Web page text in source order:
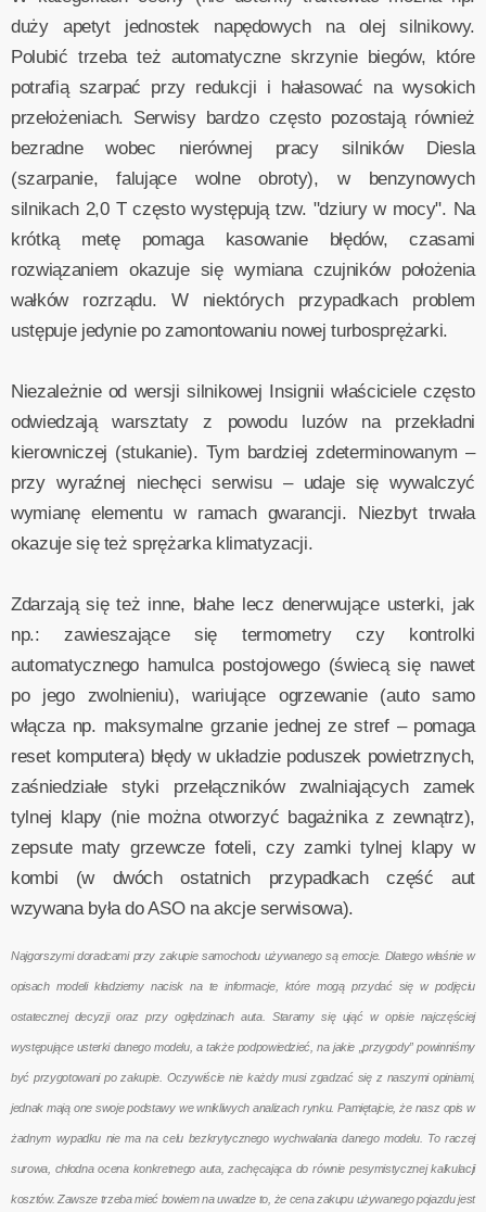
duży apetyt jednostek napędowych na olej silnikowy.
Polubić trzeba też automatyczne skrzynie biegów, które
potrafią szarpać przy redukcji i hałasować na wysokich
przełożeniach. Serwisy bardzo często pozostają również
bezradne wobec nierównej pracy silników Diesla
(szarpanie, falujące wolne obroty), w benzynowych
silnikach 2,0 T często występują tzw. "dziury w mocy". Na
krótką metę pomaga kasowanie błędów, czasami
rozwiązaniem okazuje się wymiana czujników położenia
wałków rozrządu. W niektórych przypadkach problem
ustępuje jedynie po zamontowaniu nowej turbosprężarki.
Niezależnie od wersji silnikowej Insignii właściciele często
odwiedzają warsztaty z powodu luzów na przekładni
kierowniczej (stukanie). Tym bardziej zdeterminowanym –
przy wyraźnej niechęci serwisu – udaje się wywalczyć
wymianę elementu w ramach gwarancji. Niezbyt trwała
okazuje się też sprężarka klimatyzacji.
Zdarzają się też inne, błahe lecz denerwujące usterki, jak
np.: zawieszające się termometry czy kontrolki
automatycznego hamulca postojowego (świecą się nawet
po jego zwolnieniu), wariujące ogrzewanie (auto samo
włącza np. maksymalne grzanie jednej ze stref – pomaga
reset komputera) błędy w układzie poduszek powietrznych,
zaśniedziałe styki przełączników zwalniających zamek
tylnej klapy (nie można otworzyć bagażnika z zewnątrz),
zepsute maty grzewcze foteli, czy zamki tylnej klapy w
kombi (w dwóch ostatnich przypadkach część aut
wzywana była do ASO na akcje serwisowa).
Najgorszymi doradcami przy zakupie samochodu używanego są emocje. Dlatego właśnie w
opisach modeli kładziemy nacisk na te informacje, które mogą przydać się w podjęciu
ostatecznej decyzji oraz przy oględzinach auta. Staramy się ująć w opisie najczęściej
występujące usterki danego modelu, a także podpowiedzieć, na jakie „przygody” powinniśmy
być przygotowani po zakupie. Oczywiście nie każdy musi zgadzać się z naszymi opiniami,
jednak mają one swoje podstawy we wnikliwych analizach rynku. Pamiętajcie, że nasz opis w
żadnym wypadku nie ma na celu bezkrytycznego wychwalania danego modelu. To raczej
surowa, chłodna ocena konkretnego auta, zachęcająca do równie pesymistycznej kalkulacji
kosztów. Zawsze trzeba mieć bowiem na uwadze to, że cena zakupu używanego pojazdu jest